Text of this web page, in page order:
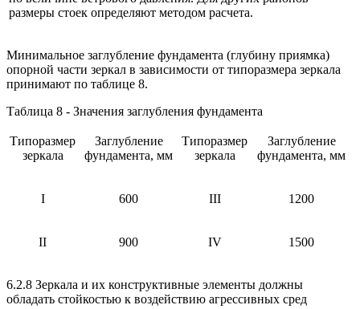
размеры стоек определяют методом расчета.
Минимальное заглубление фундамента (глубину приямка)
опорной части зеркал в зависимости от типоразмера зеркала
принимают по таблице 8.
Таблица 8 - Значения заглубления фундамента
Типоразмер
зеркала
Заглубление
фундамента, мм
Типоразмер
зеркала
Заглубление
фундамента, мм
I 600 III 1200
II 900 IV 1500
6.2.8 Зеркала и их конструктивные элементы должны
обладать стойкостью к воздействию агрессивных сред